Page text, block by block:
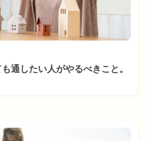
通したい人がやるべきこと。